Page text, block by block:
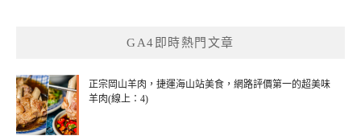
GA4即時熱門文章
正宗岡山羊肉，捷運海山站美食，網路評價第一的超美味
羊肉(線上：4)